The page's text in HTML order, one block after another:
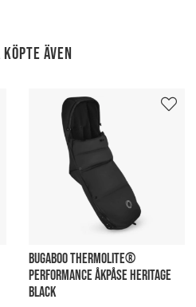
även
BUGABOO THERMOLITE®
PERFORMANCE ÅKPÅSE HERITAGE
BLACK